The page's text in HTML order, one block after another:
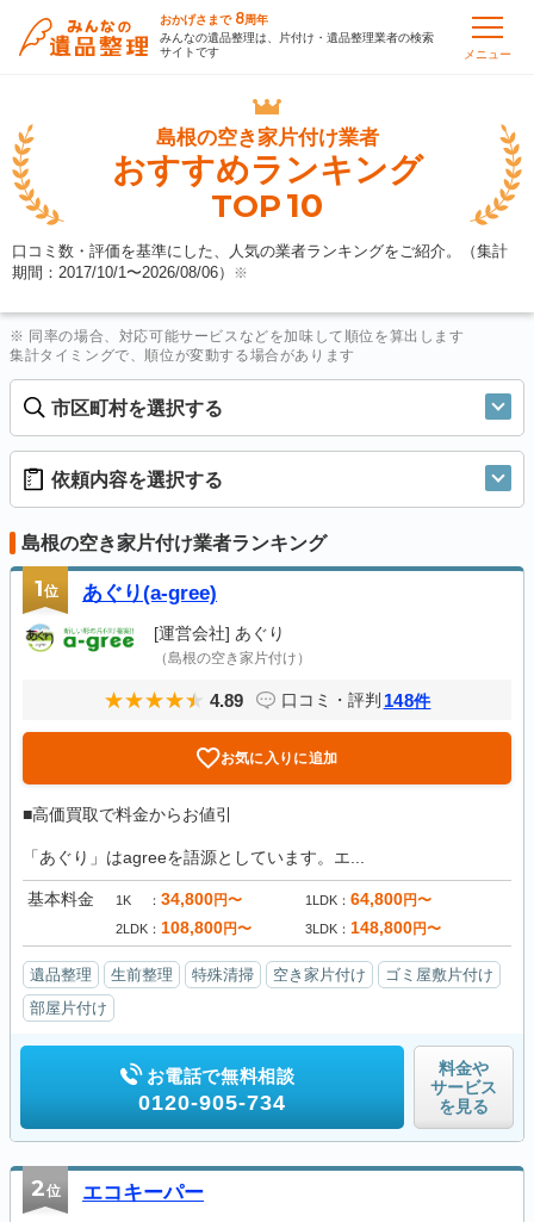
おかげさまで 8周年
みんなの遺品整理は、片付け・遺品整理業者の検索
サイトです
メニュー
島根の空き家片付け業者
おすすめランキング
TOP10
口コミ数・評価を基準にした、人気の業者ランキングをご紹介。（集計
期間：2017/10/1〜2026/08/06） ※
※ 同率の場合、対応可能サービスなどを加味して順位を算出します
集計タイミングで、順位が変動する場合があります
市区町村を選択する
依頼内容を選択する
島根の空き家片付け業者ランキング
1位 あぐり(a-gree)
[運営会社] あぐり
（島根の空き家片付け）
4.89 口コミ・評判 148件
お気に入りに追加
■高価買取で料金からお値引
「あぐり」はagreeを語源としています。エ...
基本料金 1K 34,800円〜 1LDK 64,800円〜
2LDK 108,800円〜 3LDK 148,800円〜
遺品整理 生前整理 特殊清掃 空き家片付け
ゴミ屋敷片付け
部屋片付け
お電話で無料相談
0120-905-734
料金や
サービス
を見る
2位 エコキーパー